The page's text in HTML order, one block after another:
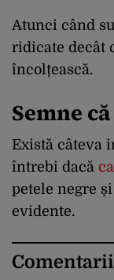
Atunci când
ridicate decât
încolțească.
Semne
Există câteva
întrebi dacă
petele negre
evidente.
Comentarii